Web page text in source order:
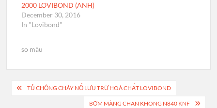
2000 LOVIBOND (ANH)
December 30, 2016
In "Lovibond"
so màu
PostTỦ CHỐNG CHÁY NỔ LƯU TRỮ HOÁ CHẤT LOVIBOND
BƠM MÀNG CHÂN KHÔNG N840 KNF